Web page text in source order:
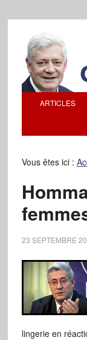
ARTICLES
Vous êtes ici :
23 SEPTEMBRE
lingerie en